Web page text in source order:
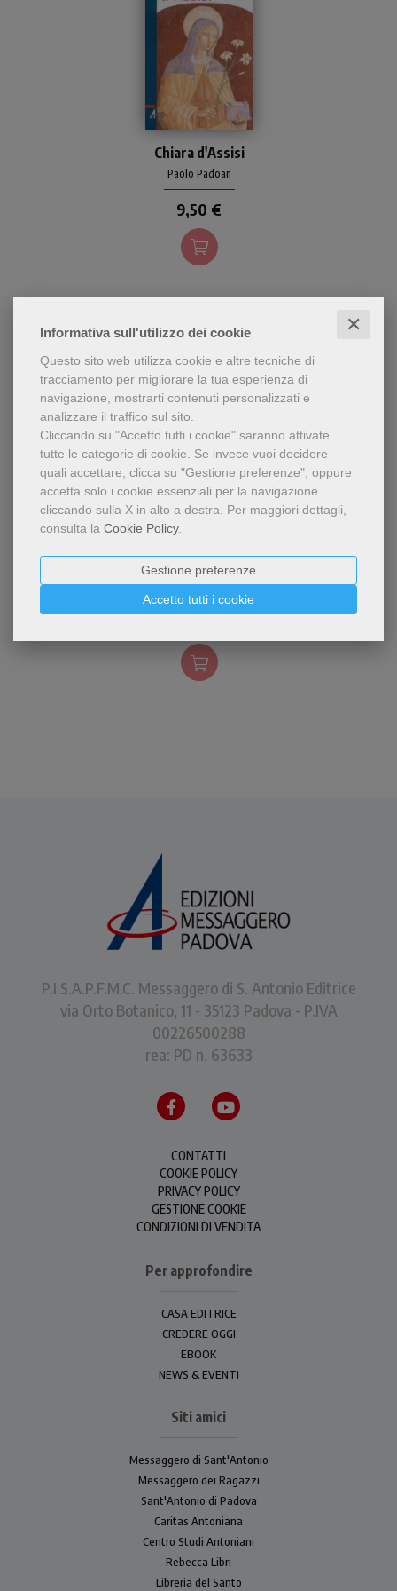
Informativa sull'utilizzo dei cookie ✕
Questo sito web utilizza cookie e altre tecniche di
tracciamento per migliorare la tua esperienza di
navigazione, mostrarti contenuti personalizzati e
analizzare il traffico sul sito.
Cliccando su "Accetto tutti i cookie" saranno attivate
tutte le categorie di cookie. Se invece vuoi decidere
quali accettare, clicca su "Gestione preferenze", oppure
accetta solo i cookie essenziali per la navigazione
cliccando sulla X in alto a destra. Per maggiori dettagli,
consulta la Cookie Policy.
Accetto tutti i cookie
Gestione preferenze
esempio di santità, vissuta
nel nascondimento,
nell'umiltà e nella povertà,
ma in profonda, intima e
costante unione con Cristo.
Chiara d'Assisi
Paolo Padoan
9,50 €
Biografia di santa Maria
Goretti, additata e
proposta come martire della
purezza ai giovani del
Maria Goretti
P.I.S.A.P.F.M.C. Messaggero di S. Antonio Editrice
via Orto Botanico, 11 - 35123 Padova - P.IVA
00226500288
rea: PD n. 63633
CONTATTI
COOKIE POLICY
PRIVACY POLICY
GESTIONE COOKIE
CONDIZIONI DI VENDITA
Per approfondire
CASA EDITRICE
CREDERE OGGI
EBOOK
NEWS & EVENTI
Siti amici
Messaggero di Sant'Antonio
Messaggero dei Ragazzi
Sant'Antonio di Padova
Caritas Antoniana
Centro Studi Antoniani
Rebecca Libri
Libreria del Santo